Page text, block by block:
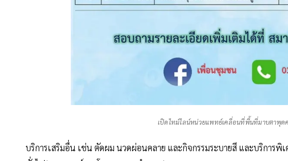
เปิดไทม์ไลน์หน่วยแพทย์เคลื่อนที่พื้นที่มาบตาพุด
บริการเสริมอื่น เช่น ตัดผม นวดผ่อนคลาย และกิจกรรมระบายสี และบริการ